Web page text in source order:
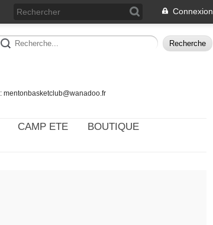
Connexion
mentonbasketclub@wanadoo.fr
CAMP ETE
BOUTIQUE